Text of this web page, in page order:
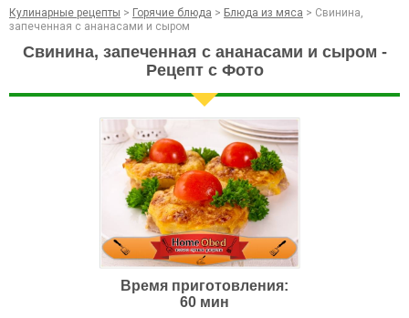
Кулинарные рецепты > Горячие блюда > Блюда из мяса > Свинина,
запеченная с ананасами и сыром
Свинина, запеченная с ананасами и сыром -
Рецепт с Фото
Время приготовления:
60 мин